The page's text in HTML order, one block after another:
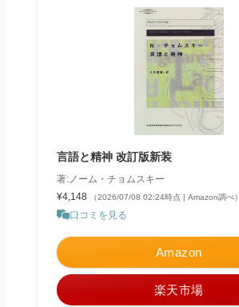
言語と精神 改訂版新装
著:ノーム・チョムスキー
¥4,148
（2026/07/08 02:24時点 | Amazon調べ）
口コミを見る
Amazon
楽天市場